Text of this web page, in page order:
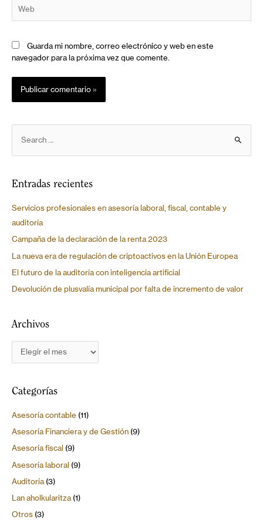
Guarda mi nombre, correo electrónico y web en este
navegador para la próxima vez que comente.
Entradas recientes
Servicios profesionales en asesoría laboral, fiscal, contable y
auditoría
Campaña de la declaración de la renta 2023
La nueva era de regulación de criptoactivos en la Unión Europea
El futuro de la auditoría con inteligencia artificial
Devolución de plusvalía municipal por falta de incremento de valor
Archivos
Categorías
Asesoría contable (11)
Asesoría Financiera y de Gestión (9)
Asesoría fiscal (9)
Asesoría laboral (9)
Auditoría (3)
Lan aholkularitza (1)
Otros (3)